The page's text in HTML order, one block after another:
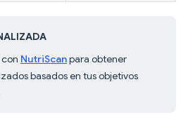
NutriScanpara obtener
basados en tus objetivos